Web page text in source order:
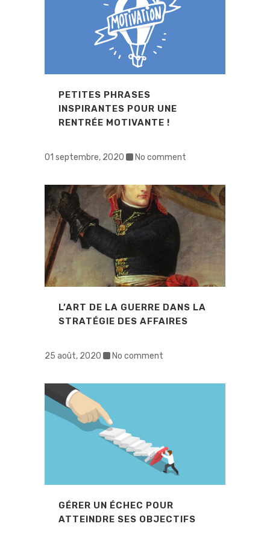
PETITES PHRASES
INSPIRANTES POUR UNE
RENTRÉE MOTIVANTE !
01 septembre, 2020 No comment
L’ART DE LA GUERRE DANS LA
STRATÉGIE DES AFFAIRES
25 août, 2020 No comment
GÉRER UN ÉCHEC POUR
ATTEINDRE SES OBJECTIFS